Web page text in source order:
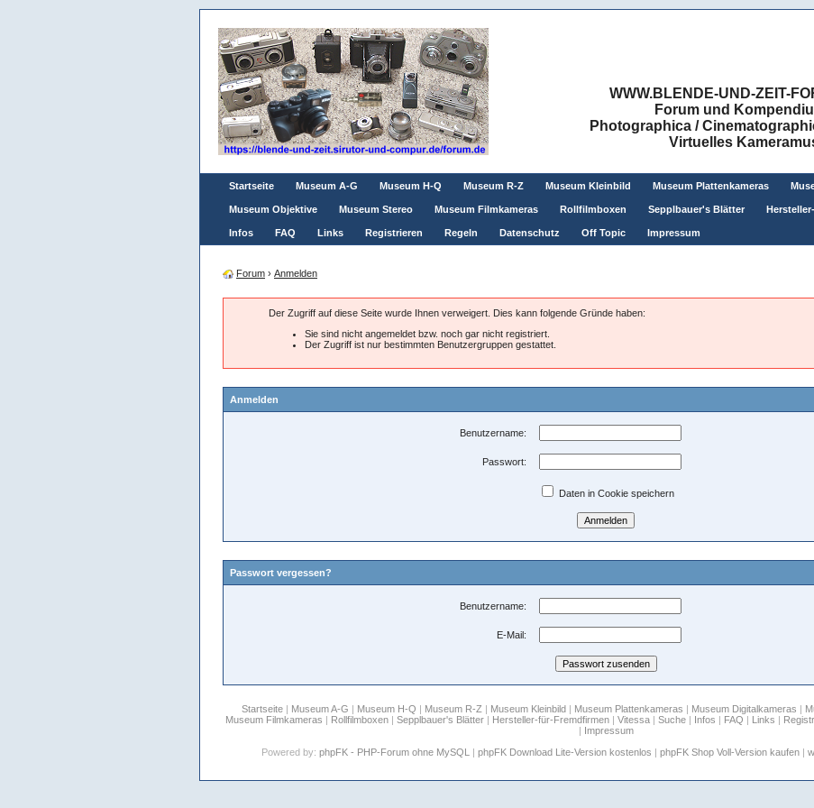
WWW.BLENDE-UND-ZEIT-
Forum und
Photographica /
Virtuelles
Startseite Museum A-G Museum H-Q Museum R-Z Museum Kleinbild Museum Plattenkameras
Museum Objektive Museum Stereo Museum Filmkameras Rollfilmboxen Sepplbauer's Blätter
Infos FAQ Links Registrieren Regeln Datenschutz Off Topic Impressum
Forum › Anmelden
Der Zugriff auf diese Seite wurde Ihnen verweigert. Dies kann folgende Gründe haben:
Sie sind nicht angemeldet bzw. noch gar nicht registriert.
Der Zugriff ist nur bestimmten Benutzergruppen gestattet.
Anmelden
Benutzername:
Passwort:
Daten in Cookie speichern
Passwort vergessen?
Benutzername:
E-Mail:
Startseite Museum A-G Museum H-Q Museum R-Z Museum Kleinbild Museum Plattenkameras Museum Digitalkameras
Museum Filmkameras
Rollfilmboxen| Sepplbauer's Blätter| Hersteller-für-Fremdfirmen| Vitessa| Suche| Infos FAQ Links
Impressum
Powered by: phpFK - PHP-Forum ohne MySQL phpFK Download Lite-Version kostenlos phpFK Shop Voll-Version kaufen